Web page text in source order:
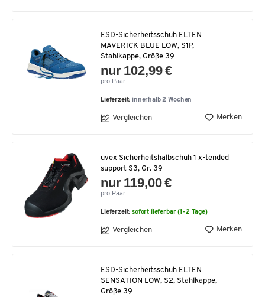
ESD-Sicherheitsschuh ELTEN
MAVERICK BLUE LOW, S1P,
Stahlkappe, Größe 39
nur 102,99 €
pro Paar
Lieferzeit: innerhalb 2 Wochen
Vergleichen Merken
uvex Sicherheitshalbschuh 1 x-tended
support S3, Gr. 39
nur 119,00 €
pro Paar
Lieferzeit:sofort lieferbar (1-2 Tage)
Vergleichen Merken
ESD-Sicherheitsschuh ELTEN
SENSATION LOW, S2, Stahlkappe,
Größe 39